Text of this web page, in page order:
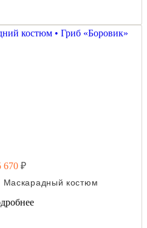
670 ₽
Маскарадный костюм